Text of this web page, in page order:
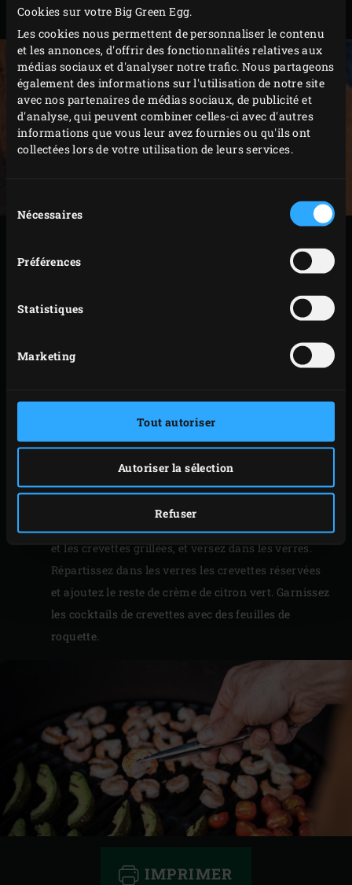
Cookies sur votre Big Green Egg.
Les cookies nous permettent de personnaliser le contenu
et les annonces, d'offrir des fonctionnalités relatives aux
médias sociaux et d'analyser notre trafic. Nous partageons
également des informations sur l'utilisation de notre site
avec nos partenaires de médias sociaux, de publicité et
d'analyse, qui peuvent combiner celles-ci avec d'autres
informations que vous leur avez fournies ou qu'ils ont
collectées lors de votre utilisation de leurs services.
duNécessaires
Préférences
Statistiques
Marketing
Tout autoriser
Autoriser la sélection
Refuser
réfrigérateur.
dessus, et faites chauffer à 230 °C. Pendant ce
noyau. Laissez la peau des avocats et coupez
Grillez les crevettes 4 minutes environ sans les
et les crevettes grillées, et versez dans les verres.
Répartissez dans les verres les crevettes réservées
et ajoutez le reste de crème de citron vert. Garnissez
les cocktails de crevettes avec des feuilles de
roquette.
IMPRIMER